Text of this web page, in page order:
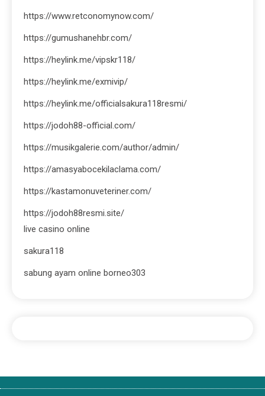
https://www.retconomynow.com/
https://gumushanehbr.com/
https://heylink.me/vipskr118/
https://heylink.me/exmivip/
https://heylink.me/officialsakura118resmi/
https://jodoh88-official.com/
https://musikgalerie.com/author/admin/
https://amasyabocekilaclama.com/
https://kastamonuveteriner.com/
https://jodoh88resmi.site/
live casino online
sakura118
sabung ayam online borneo303